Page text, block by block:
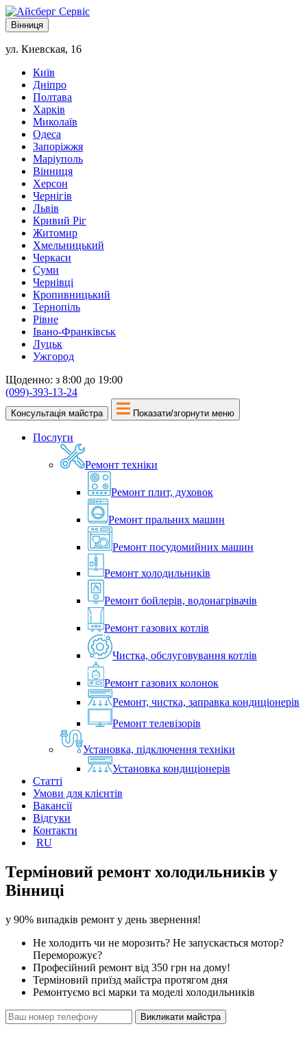
Вінниця
ул. Киевская, 16
Київ
Дніпро
Полтава
Харків
Миколаїв
Одеса
Запоріжжя
Маріуполь
Вінниця
Херсон
Чернігів
Львів
Кривий Ріг
Житомир
Хмельницький
Черкаси
Суми
Чернівці
Кропивницький
Тернопіль
Рівне
Івано-Франківськ
Луцьк
Ужгород
Щоденно: з 8:00 до 19:00
(099)-393-13-24
Консультація майстра Показати/згорнути меню
Послуги
Ремонт техніки
Ремонт плит, духовок
Ремонт пральних машин
Ремонт посудомийних машин
Ремонт холодильників
Ремонт бойлерів, водонагрівачів
Ремонт газових котлів
Чистка, обслуговування котлів
Ремонт газових колонок
Ремонт, чистка, заправка кондиціонерів
Ремонт телевізорів
Установка, підключення техніки
Установка кондиціонерів
Статті
Умови для клієнтів
Вакансії
Відгуки
Контакти
RU
Терміновий ремонт холодильників у
Вінниці
у 90% випадків ремонт у день звернення!
Не холодить чи не морозить? Не запускається мотор?
Переморожує?
Професійний ремонт від 350 грн на дому!
Терміновий приїзд майстра протягом дня
Ремонтуємо всі марки та моделі холодильників
Викликати майстра